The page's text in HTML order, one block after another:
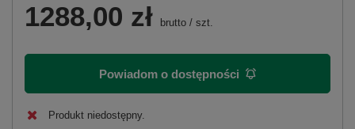
1288,00 zł brutto / szt.
Powiadom o dostępności
Produkt niedostępny